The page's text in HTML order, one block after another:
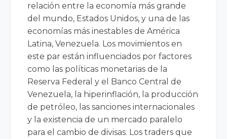
relación entre la economía más grande
del mundo, Estados Unidos, y una de las
economías más inestables de América
Latina, Venezuela. Los movimientos en
este par están influenciados por factores
como las políticas monetarias de la
Reserva Federal y el Banco Central de
Venezuela, la hiperinflación, la producción
de petróleo, las sanciones internacionales
y la existencia de un mercado paralelo
para el cambio de divisas. Los traders que